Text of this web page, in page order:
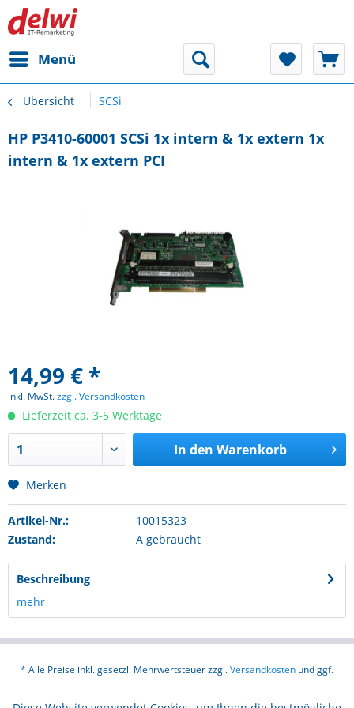
Menü
Übersicht SCSi
HP P3410-60001 SCSi 1x intern & 1x extern 1x
intern & 1x extern PCI
14,99 € *
inkl. MwSt.zzgl. Versandkosten
Lieferzeit ca. 3-5 Werktage
In den Warenkorb
Merken
Artikel-Nr.:
10015323
Zustand:
A gebraucht
Beschreibung
mehr
* Alle Preise inkl. gesetzl. Mehrwertsteuer zzgl.Versandkosten und ggf.